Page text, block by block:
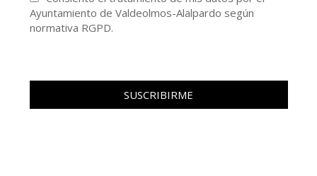
Ayuntamiento de Valdeolmos-Alalpardo según
normativa RGPD.